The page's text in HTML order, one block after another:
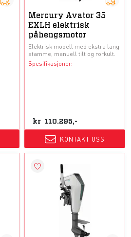
Mercury Avator 35
EXLH elektrisk
påhengsmotor
Elektrisk modell med ekstra lang
stamme, manuell tilt og rorkult.
Spesifikasjoner:
kr 110.295,-
KONTAKT OSS